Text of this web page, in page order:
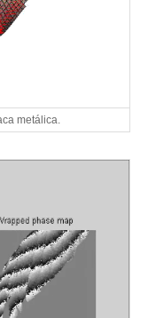
metálica.